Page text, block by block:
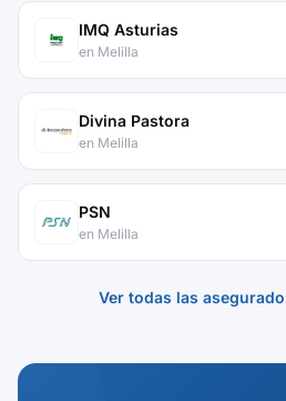
IMQ Asturias
en Melilla
Divina Pastora
en Melilla
PSN
en Melilla
Ver todas las